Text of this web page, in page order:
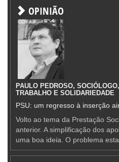
OPINIÃO
PAULO PEDROSO,
TRABALHO E SOLIDARIEDADE
PSU: um regresso à inserção
Volto ao tema da Prestação
anterior. A simplificação dos
uma boa ideia. O problema